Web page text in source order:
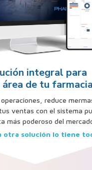
integral para
área de tu farmacia
reduce
ventas con el sistema
más poderoso del
otra solución lo tiene